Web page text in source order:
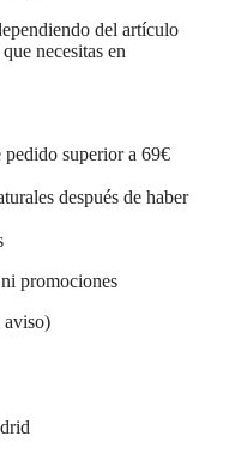
del artículo
necesitas en
superior a 69€
después de haber
promociones
aviso)